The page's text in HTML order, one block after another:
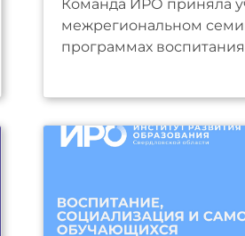
Команда ИРО приняла
межрегиональном
программах воспитания